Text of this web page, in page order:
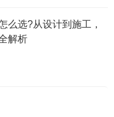
么选?从设计到施工，
解析